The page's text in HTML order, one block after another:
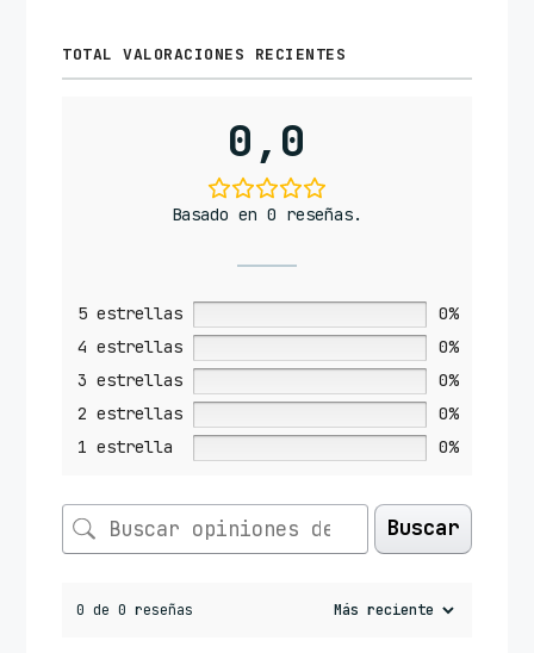
TOTAL VALORACIONES RECIENTES
0,0
Basado en 0 reseñas.
5 estrellas
0%
4 estrellas
0%
3 estrellas
0%
2 estrellas
0%
1 estrella
0%
Buscar
0 de 0 reseñas